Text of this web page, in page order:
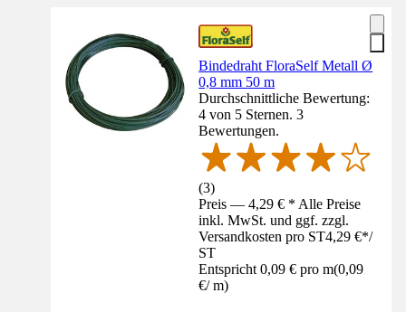
Bindedraht FloraSelf Metall Ø
0,8 mm 50 m
Durchschnittliche Bewertung:
4 von 5 Sternen. 3
Bewertungen.
(3)
Preis — 4,29 € * Alle Preise
inkl. MwSt. und ggf. zzgl.
Versandkosten pro ST4,29 €*/
ST
Entspricht 0,09 € pro m(0,09
€/ m)